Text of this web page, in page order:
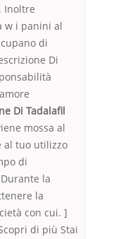
Inoltre
w i panini al
di
Di
Di Tadalafil
mossa al
al tuo utilizzo
di
la
la
con cui. ]
di più Stai